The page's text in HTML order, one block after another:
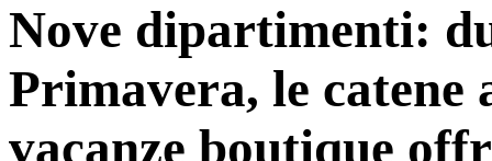
Nove dipartimenti:
Primavera, le catene
vacanze boutique